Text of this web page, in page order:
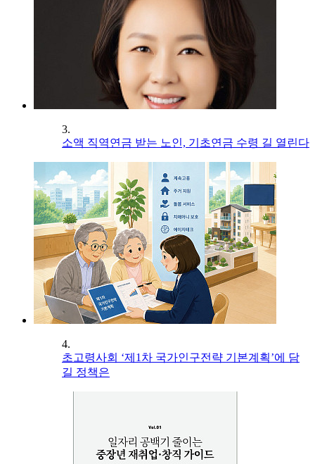
3.
소액 직역연금 받는 노인, 기초연금 수령 길 열린다
4.
초고령사회 ‘제1차 국가인구전략 기본계획’에 담
길 정책은